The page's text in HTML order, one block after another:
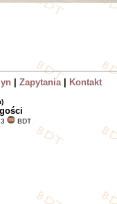
Zapytania| Kontakt
BDT